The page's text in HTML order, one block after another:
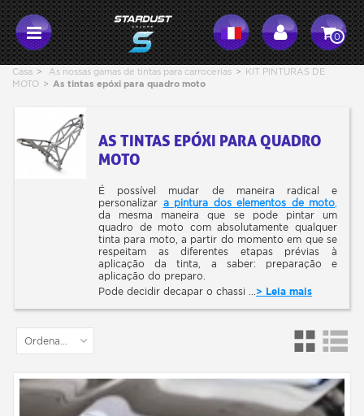
0
Casa > As nossas gamas de tintas para carrocerias > KIT PINTURAS DE
MOTO > As tintas epóxi para quadro moto
AS TINTAS EPÓXI PARA QUADRO
MOTO
É possível mudar de maneira radical e
personalizar a pintura dos elementos de moto,
da mesma maneira que se pode pintar um
quadro de moto com absolutamente qualquer
tinta para moto, a partir do momento em que se
respeitam as diferentes etapas prévias à
aplicação da tinta, a saber: preparação e
aplicação do preparo.
Pode decidir decapar o chassi ...> Leia mais
Ordenar por